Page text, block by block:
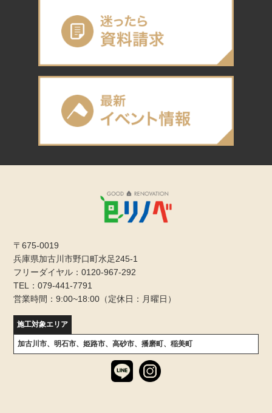
〒675-0019
兵庫県加古川市野口町水足245-1
フリーダイヤル：0120-967-292
TEL：079-441-7791
営業時間：9:00~18:00（定休日：月曜日）
施工対象エリア
加古川市、明石市、姫路市、高砂市、播磨町、稲美町